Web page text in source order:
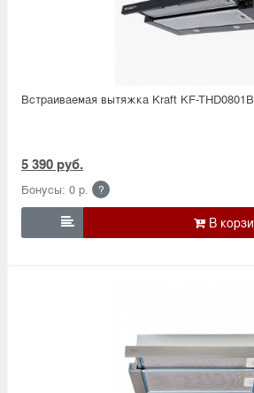
Встраиваемая вытяжка Kraft KF-THD0801B
5 390 руб.
Бонусы: 0 р. ?
